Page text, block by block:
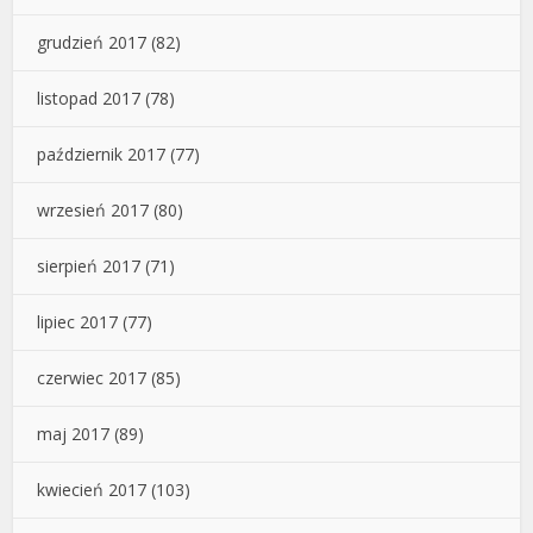
grudzień 2017 (82)
listopad 2017 (78)
październik 2017 (77)
wrzesień 2017 (80)
sierpień 2017 (71)
lipiec 2017 (77)
czerwiec 2017 (85)
maj 2017 (89)
kwiecień 2017 (103)